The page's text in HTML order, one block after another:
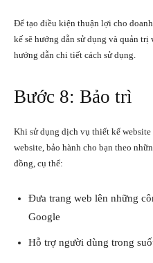
Để tạo điều kiện thuận lợi cho
kế sẽ hướng dẫn sử dụng và quản
hướng dẫn chi tiết cách sử dụng.
Bước 8: Bảo trì
Khi sử dụng dịch vụ thiết kế
website, bảo hành cho bạn theo
đồng, cụ thể:
Đưa trang web lên những
Google
Hỗ trợ người dùng trong